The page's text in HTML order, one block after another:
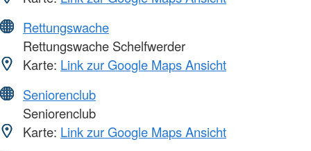
Rettungswache
Rettungswache Schelfwerder
Karte: Link zur Google Maps Ansicht
Seniorenclub
Seniorenclub
Karte: Link zur Google Maps Ansicht